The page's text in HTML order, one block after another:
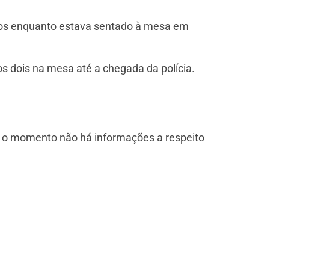
enquanto estava sentado à mesa em
dois na mesa até a chegada da polícia.
momento não há informações a respeito